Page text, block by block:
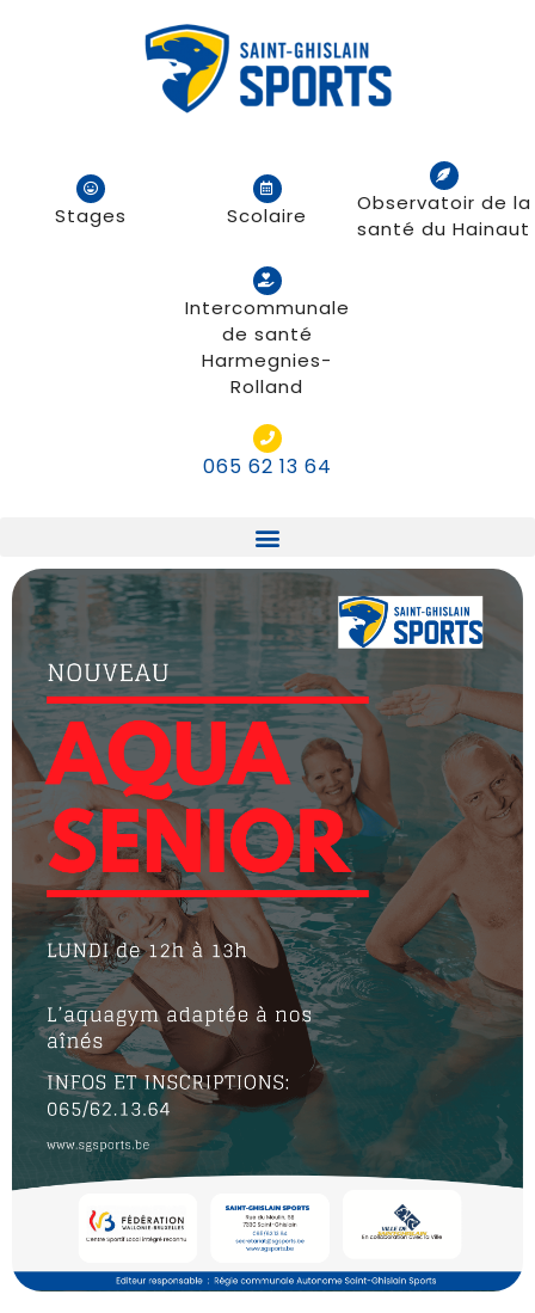
Stages Scolaire
Observatoir de la
santé du Hainaut
Intercommunale
de santé
Harmegnies-
Rolland
065 62 13 64